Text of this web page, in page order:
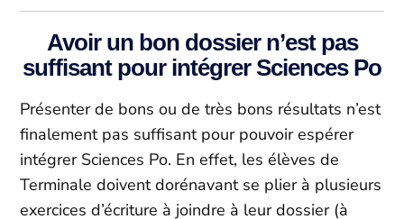
Avoir un bon dossier n’est pas
suffisant pour intégrer Sciences Po
Présenter de bons ou de très bons résultats n’est
finalement pas suffisant pour pouvoir espérer
intégrer Sciences Po. En effet, les élèves de
Terminale doivent dorénavant se plier à plusieurs
exercices d’écriture à joindre à leur dossier (à